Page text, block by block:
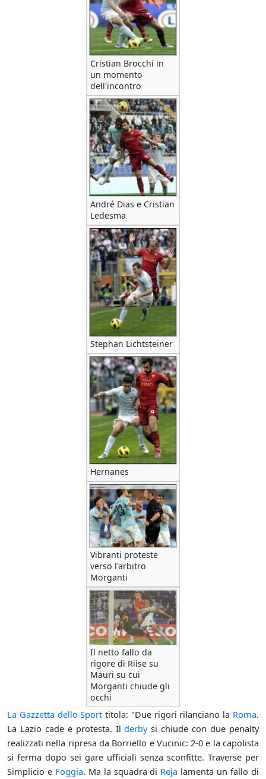
Cristian Brocchi in
un momento
dell'incontro
André Dias e Cristian
Ledesma
Stephan Lichtsteiner
Hernanes
Vibranti proteste
verso l'arbitro
Morganti
Il netto fallo da
rigore di Riise su
Mauri su cui
Morganti chiude gli
occhi
La Gazzetta dello Sport titola: "Due rigori rilanciano la Roma.
La Lazio cade e protesta. Ilderbysi chiude con due penalty
realizzati nella ripresa da Borriello e Vucinic: 2-0 e la capolista
si ferma dopo sei gare ufficiali senza sconfitte. Traverse per
Simplicio e Foggia. Ma la squadra di Reja lamenta un fallo di